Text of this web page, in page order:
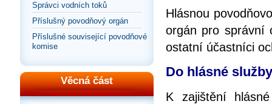
Správci vodních toků
Příslušný povodňový orgán
Příslušné související povodňové
komise
Věcná část
Hlásnou
orgán pro správní
ostatní účastníci
Do hlásné
K zajištění